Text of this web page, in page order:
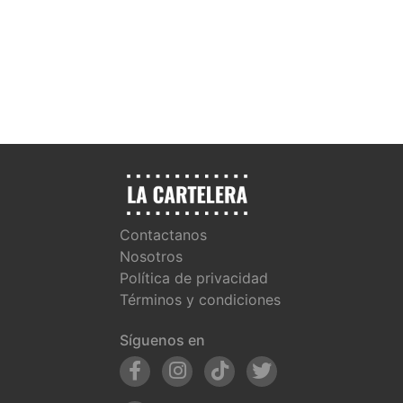
Contactanos
Nosotros
Política de privacidad
Términos y condiciones
Síguenos en